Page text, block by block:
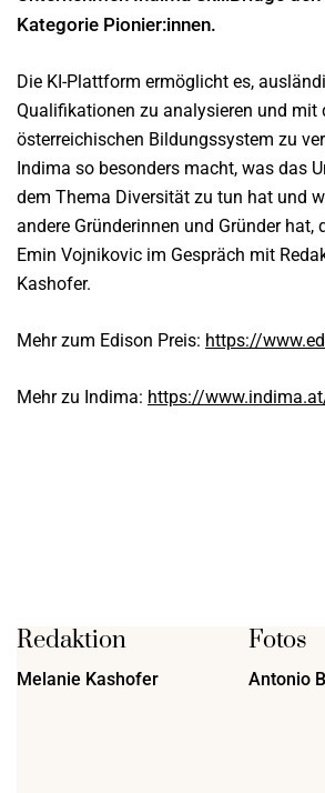
Kategorie Pionier:innen.
Die KI-Plattform ermöglicht es,
Qualifikationen zu analysieren und mit
österreichischen Bildungssystem zu
Indima so besonders macht, was das
dem Thema Diversität zu tun hat und
andere Gründerinnen und Gründer hat,
Emin Vojnikovic im Gespräch mit
Kashofer.
Mehr zum Edison Preis: https://
Mehr zu Indima: https://
Redaktion
Melanie Kashofer
Fotos
Antonio